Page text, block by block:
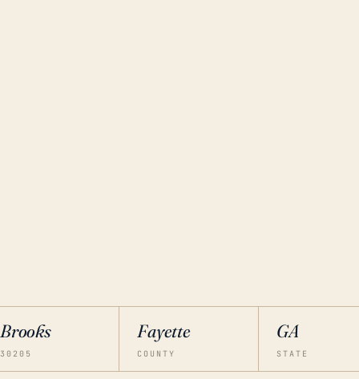
Brooks
30205
Fayette
COUNTY
GA
STATE